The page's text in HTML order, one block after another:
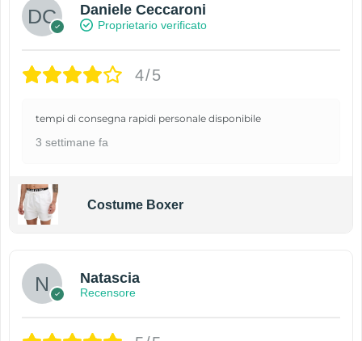
Daniele Ceccaroni
Proprietario verificato
4/5
tempi di consegna rapidi personale disponibile
3 settimane fa
Costume Boxer
Natascia
Recensore